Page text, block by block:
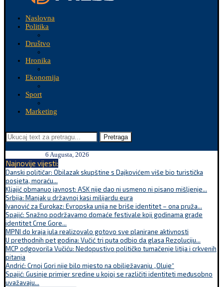
Naslovna
Politika
Društvo
Hronika
Ekonomija
Sport
Marketing
Pretraga
6 Augusta, 2026
Najnovije vijesti:
Danski političar: Obilazak skupštine s Dajkovićem više bio turistička
posjeta, moraću...
Kljajić obmanuo javnost: ASK nije dao ni usmeno ni pisano mišljenje...
Srbija: Manjak u državnoj kasi milijardu eura
Ivanović za Eurokaz: Evropska unija ne briše identitet – ona pruža...
Spajić: Snažno podržavamo domaće festivale koji godinama grade
identitet Crne Gore...
MPNI do kraja jula realizovalo gotovo sve planirane aktivnosti
U prethodnih pet godina: Vučić tri puta odbio da glasa Rezoluciju...
MCP odgovorila Vučiću: Nedopustivo političko tumačenje litija i crkvenih
pitanja
Andrić: Crnoj Gori nije bilo mjesto na obilježavanju „Oluje“
Spajić: Gusinje primjer sredine u kojoj se različiti identiteti međusobno
uvažavaju...